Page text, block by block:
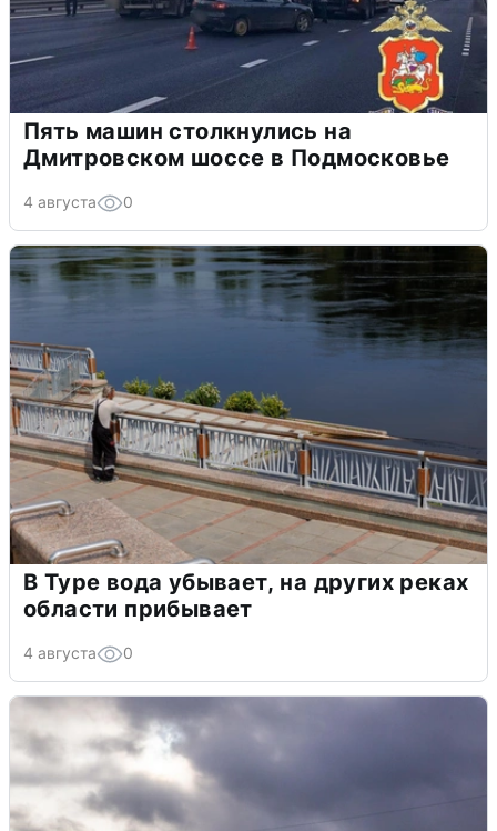
Пять машин столкнулись на
Дмитровском шоссе в Подмосковье
4 августа 0
В Туре вода убывает, на других реках
области прибывает
4 августа 0